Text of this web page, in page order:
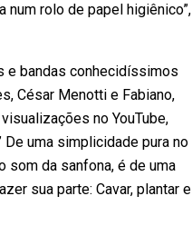
num rolo de papel higiênico”,
e bandas conhecidíssimos
César Menotti e Fabiano,
no YouTube,
uma simplicidade pura no
som da sanfona, é de uma
sua parte: Cavar, plantar e